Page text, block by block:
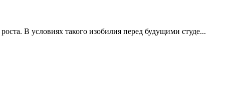
В условиях такого изобилия перед будущими студе...